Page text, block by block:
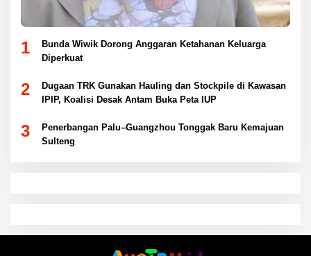
1
Bunda Wiwik Dorong Anggaran Ketahanan Keluarga
Diperkuat
2
Dugaan TRK Gunakan Hauling dan Stockpile di Kawasan
IPIP, Koalisi Desak Antam Buka Peta IUP
3
Penerbangan Palu–Guangzhou Tonggak Baru Kemajuan
Sulteng